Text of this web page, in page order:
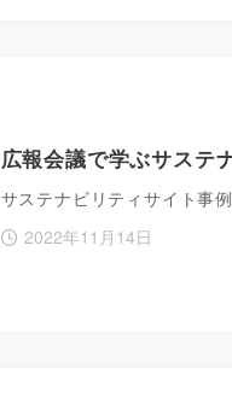
広報会議で学ぶサステ
サステナビリティサイト事
2022年11月14日